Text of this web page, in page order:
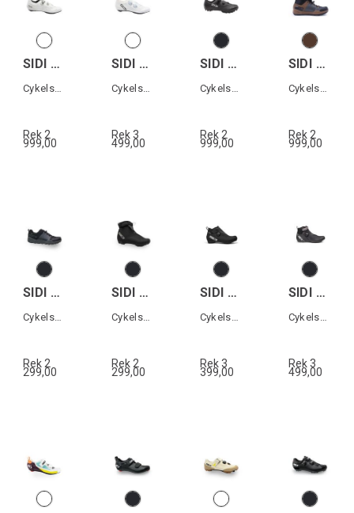
SIDI GENIUS X
Cykelsko landsväg
Rek 2
999,00
SIDI ERGO 6
Cykelsko landsväg
Rek 3
499,00
SIDI DOMINATOR X
Rek 2
999,00
SIDI ATOMUS MID GTX
Rek 2
999,00
SIDI ATOMUS GTX
Cykelsko All terrain
Rek 2
299,00
SIDI NUBES XC WP
Cykelsko XC
Rek 2
299,00
SIDI HIEMX GTX
Cykelsko XC
Rek 3
399,00
SIDI NIX GTX
Cykelsko landsväg
Rek 3
499,00